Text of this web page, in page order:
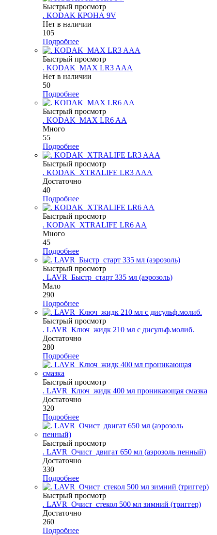
Быстрый просмотр
. KODAK КРОНА 9V
Нет в наличии
105
Подробнее
Быстрый просмотр
. KODAK_MAX LR3 AAA
Нет в наличии
50
Подробнее
Быстрый просмотр
. KODAK_MAX LR6 AA
Много
55
Подробнее
Быстрый просмотр
. KODAK_XTRALIFE LR3 AAA
Достаточно
40
Подробнее
Быстрый просмотр
. KODAK_XTRALIFE LR6 AA
Много
45
Подробнее
Быстрый просмотр
. LAVR_Быстр_старт 335 мл (аэрозоль)
Мало
290
Подробнее
Быстрый просмотр
. LAVR_Ключ_жидк 210 мл с дисульф.молиб.
Достаточно
280
Подробнее
Быстрый просмотр
. LAVR_Ключ_жидк 400 мл проникающая смазка
Достаточно
320
Подробнее
Быстрый просмотр
. LAVR_Очист_двигат 650 мл (аэрозоль пенный)
Достаточно
330
Подробнее
Быстрый просмотр
. LAVR_Очист_стекол 500 мл зимний (триггер)
Достаточно
260
Подробнее